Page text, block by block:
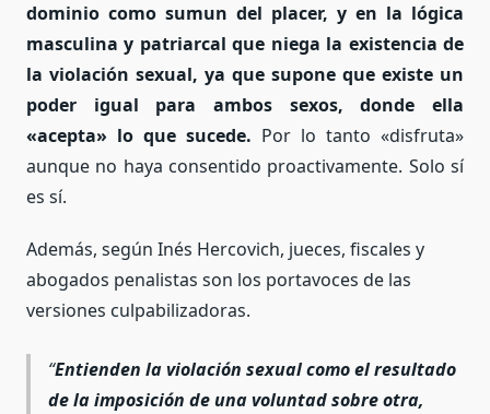
dominio como sumun del placer, y en la lógica
masculina y patriarcal que niega la existencia de
la violación sexual, ya que supone que existe un
poder igual para ambos sexos, donde ella
«acepta» lo que sucede. Por lo tanto «disfruta»
aunque no haya consentido proactivamente. Solo sí
es sí.
Además, según Inés Hercovich, jueces, fiscales y
abogados penalistas son los portavoces de las
versiones culpabilizadoras.
Entienden la violación sexual como el resultado
de la imposición de una voluntad sobre otra,